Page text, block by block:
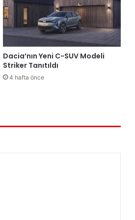
Dacia’nın Yeni C-SUV Modeli
Striker Tanıtıldı
4 hafta önce